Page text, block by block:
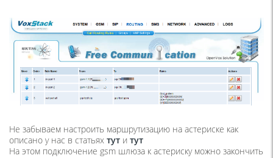
Не забываем настроить маршрутизацию на астериске как
описано у нас в статьях тут и тут
На этом подключение gsm шлюза к астериску можно закончить